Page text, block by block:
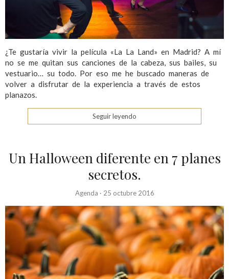
¿Te gustaría vivir la película «La La Land» en Madrid? A mí
no se me quitan sus canciones de la cabeza, sus bailes, su
vestuario… su todo. Por eso me he buscado maneras de
volver a disfrutar de la experiencia a través de estos
planazos.
Seguir leyendo
Un Halloween diferente en 7 planes
secretos.
Agenda · 25 octubre 2016